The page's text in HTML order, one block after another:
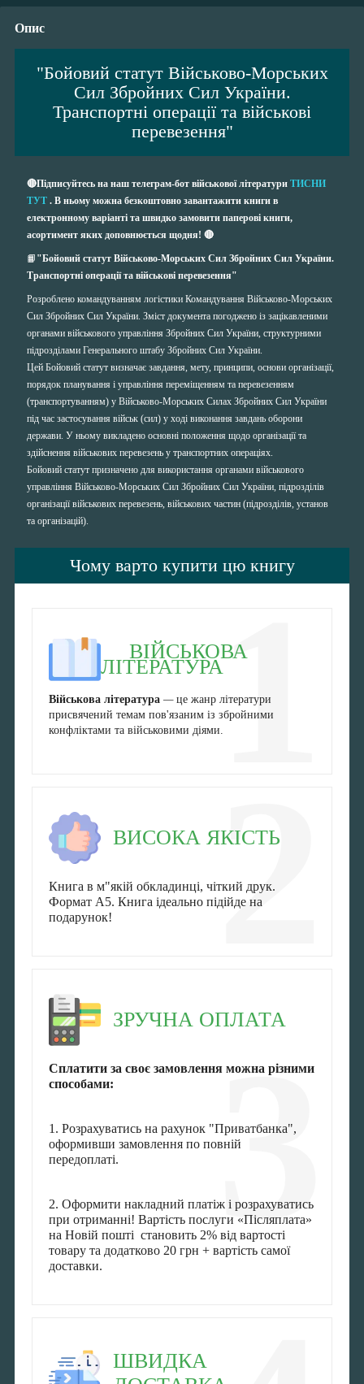
Опис
"Бойовий статут Військово-Морських
Сил Збройних Сил України.
Транспортні операції та військові
перевезення"
🔴Підписуйтесь на наш телеграм-бот військової літератури ТИСНИ
ТУТ . В ньому можна безкоштовно завантажити книги в
електронному варіанті та швидко замовити паперові книги,
асортимент яких доповнюється щодня! 🔴
📙 "Бойовий статут Військово-Морських Сил Збройних Сил України.
Транспортні операції та військові перевезення"
Розроблено командуванням логістики Командування Військово-Морських
Сил Збройних Сил України. Зміст документа погоджено із зацікавленими
органами військового управління Збройних Сил України, структурними
підрозділами Генерального штабу Збройних Сил України.
Цей Бойовий статут визначає завдання, мету, принципи, основи організації,
порядок планування і управління переміщенням та перевезенням
(транспортуванням) у Військово-Морських Силах Збройних Сил України
під час застосування військ (сил) у ході виконання завдань оборони
держави. У ньому викладено основні положення щодо організації та
здійснення військових перевезень у транспортних операціях.
Бойовий статут призначено для використання органами військового
управління Військово-Морських Сил Збройних Сил України, підрозділів
організації військових перевезень, військових частин (підрозділів, установ
та організацій).
Чому варто купити цю книгу
1
ВІЙСЬКОВА
ЛІТЕРАТУРА
Військова література— це жанр літератури
присвячений темам пов'язаним із збройними
конфліктами та військовими діями.
2
ВИСОКА ЯКІСТЬ
Книга в м"якій обкладинці, чіткий друк.
Формат А5. Книга ідеально підійде на
подарунок!
3
ЗРУЧНА ОПЛАТА
Сплатити за своє замовлення можна різними
способами:
1. Розрахуватись на рахунок "Приватбанка",
оформивши замовлення по повній
передоплаті.
2. Оформити накладний платіж і розрахуватись
при отриманні! Вартість послуги «Післяплата»
на Новій пошті становить 2% від вартості
товару та додатково 20 грн + вартість самої
доставки.
ШВИДКА